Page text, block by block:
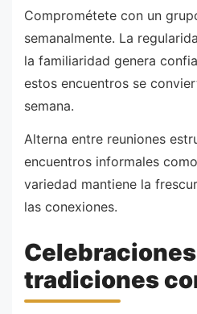
Comprométete con un
semanalmente. La
la familiaridad genera
estos encuentros se
semana.
Alterna entre reuniones
encuentros informales
variedad mantiene la
las conexiones.
tradiciones